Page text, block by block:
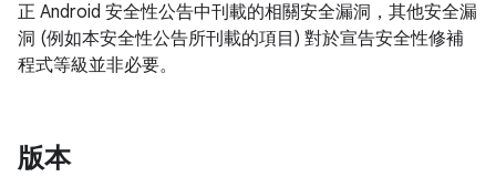
正 Android 安全性公告中刊載的相關安全漏洞，其他安全漏
洞 (例如本安全性公告所刊載的項目) 對於宣告安全性修補
程式等級並非必要。
版本